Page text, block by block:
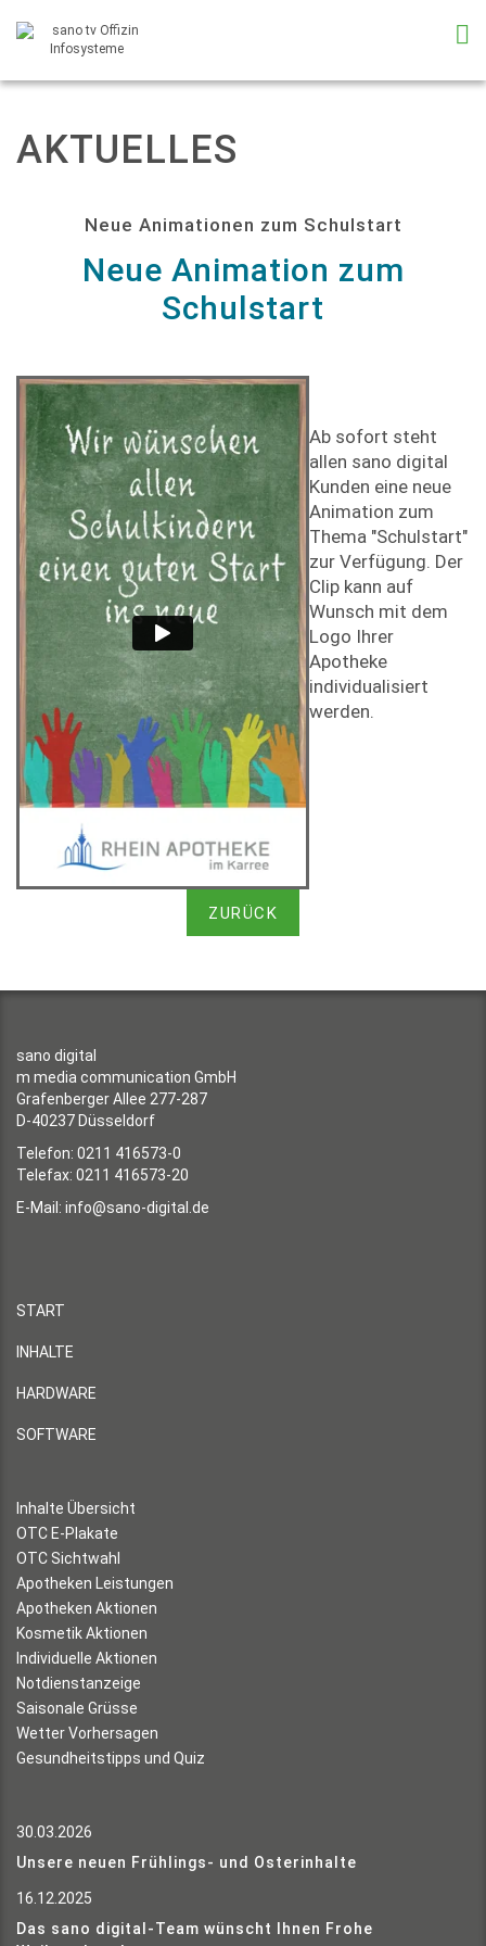
AKTUELLES
Neue Animationen zum Schulstart
Neue Animation zum
Schulstart
Ab sofort steht
allen sano digital
Kunden eine neue
Animation zum
Thema "Schulstart"
zur Verfügung. Der
Clip kann auf
Wunsch mit dem
Logo Ihrer
Apotheke
individualisiert
werden.
ZURÜCK
sano digital
m media communication GmbH
Grafenberger Allee 277-287
D-40237 Düsseldorf
Telefon: 0211 416573-0
Telefax: 0211 416573-20
E-Mail: info@sano-digital.de
START
INHALTE
HARDWARE
SOFTWARE
Inhalte Übersicht
OTC E-Plakate
OTC Sichtwahl
Apotheken Leistungen
Apotheken Aktionen
Kosmetik Aktionen
Individuelle Aktionen
Notdienstanzeige
Saisonale Grüsse
Wetter Vorhersagen
Gesundheitstipps und Quiz
30.03.2026
Unsere neuen Frühlings- und Osterinhalte
16.12.2025
Das sano digital-Team wünscht Ihnen Frohe